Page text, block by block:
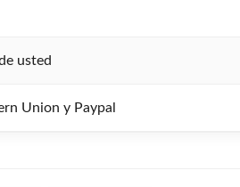
usted
Union y Paypal